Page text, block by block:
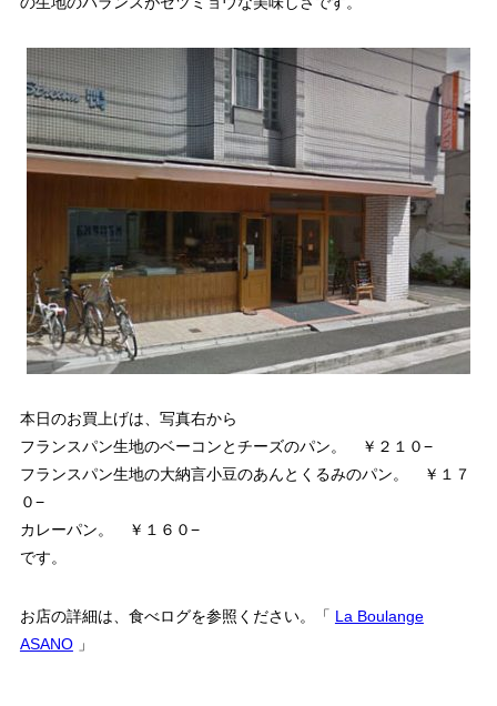
本日のお買上げは、写真右から
フランスパン生地のベーコンとチーズのパン。 ￥２１０−
フランスパン生地の大納言小豆のあんとくるみのパン。 ￥１７
０−
カレーパン。 ￥１６０−
です。
お店の詳細は、食べログを参照ください。「 La Boulange
ASANO」